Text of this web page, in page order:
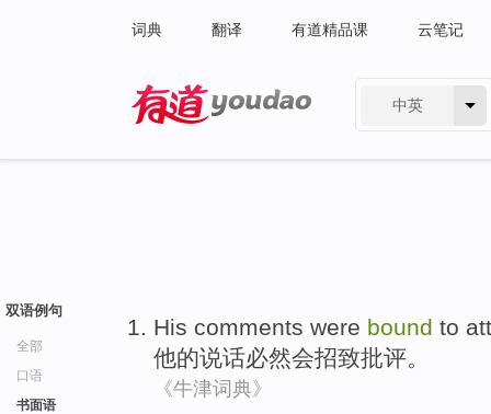
词典 翻译 有道精品课 云笔记
中英
双语例句
全部
口语
书面语
His comments were bound to
他的说话必然会招致批评。
《牛津词典》